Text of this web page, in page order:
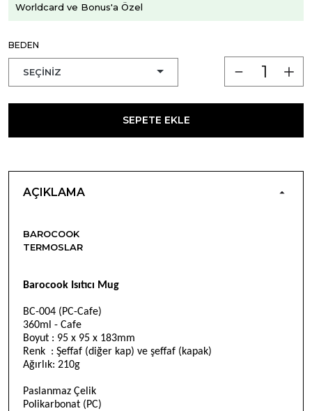
Worldcard ve Bonus'a Özel
BEDEN
SEPETE EKLE
AÇIKLAMA
BAROCOOK
TERMOSLAR
Barocook Isıtcı Mug
BC-004 (PC-Cafe)
360ml - Cafe
Boyut : 95 x 95 x 183mm
Renk : Şeffaf (diğer kap) ve şeffaf (kapak)
Ağırlık: 210g
Paslanmaz Çelik
Polikarbonat (PC)